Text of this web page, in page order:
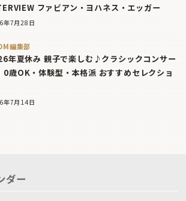
ファビアン・ヨハネス・エッガー
年7月28日
編集部
年夏休み 親子で楽しむ♪クラシックコンサー
0歳OK・体験型・本格派 おすすめセレクショ
年7月14日
ダー